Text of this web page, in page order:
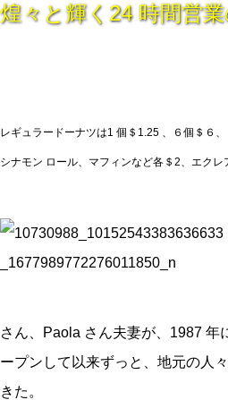
煌々と輝く24 時間営
レギュラードーナツは1 個＄1.25 、６個＄６
シナモン ロール、マフィンなど各＄2、エクレ
さん、Paola さん夫妻が、1987 年
ープンして以来ずっと、地元の人
きた。